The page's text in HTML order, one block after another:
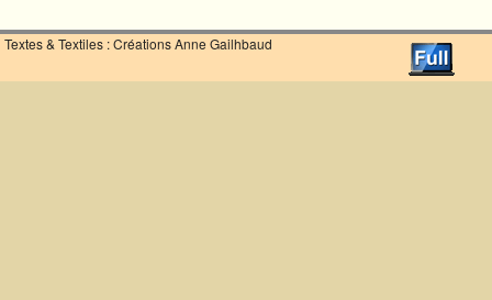
Textes & Textiles : Créations Anne Gailhbaud